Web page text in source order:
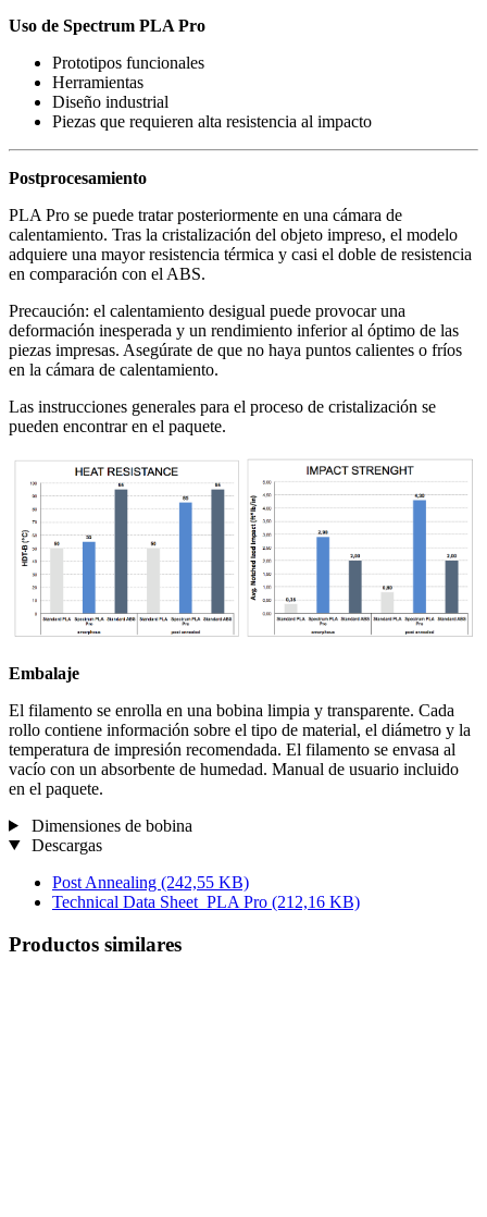
Uso de Spectrum PLA Pro
Prototipos funcionales
Herramientas
Diseño industrial
Piezas que requieren alta resistencia al impacto
Postprocesamiento
PLA Pro se puede tratar posteriormente en una cámara de
calentamiento. Tras la cristalización del objeto impreso, el modelo
adquiere una mayor resistencia térmica y casi el doble de resistencia
en comparación con el ABS.
Precaución: el calentamiento desigual puede provocar una
deformación inesperada y un rendimiento inferior al óptimo de las
piezas impresas. Asegúrate de que no haya puntos calientes o fríos
en la cámara de calentamiento.
Las instrucciones generales para el proceso de cristalización se
pueden encontrar en el paquete.
Embalaje
El filamento se enrolla en una bobina limpia y transparente. Cada
rollo contiene información sobre el tipo de material, el diámetro y la
temperatura de impresión recomendada. El filamento se envasa al
vacío con un absorbente de humedad. Manual de usuario incluido
en el paquete.
Dimensiones de bobina
Descargas
Post Annealing (242,55 KB)
Technical Data Sheet_PLA Pro (212,16 KB)
Productos similares